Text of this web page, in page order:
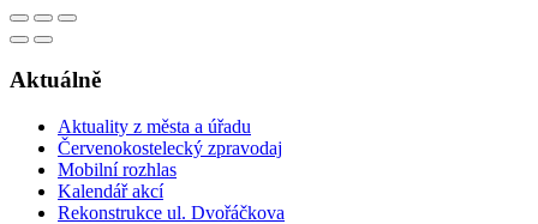
Aktuálně
Aktuality z města a úřadu
Červenokostelecký zpravodaj
Mobilní rozhlas
Kalendář akcí
Rekonstrukce ul. Dvořáčkova